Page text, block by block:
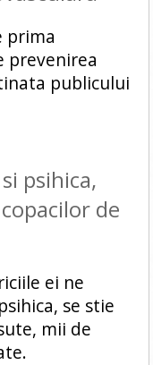
prima
prevenirea
publicului
psihica,
de
ei ne
se stie
mii de